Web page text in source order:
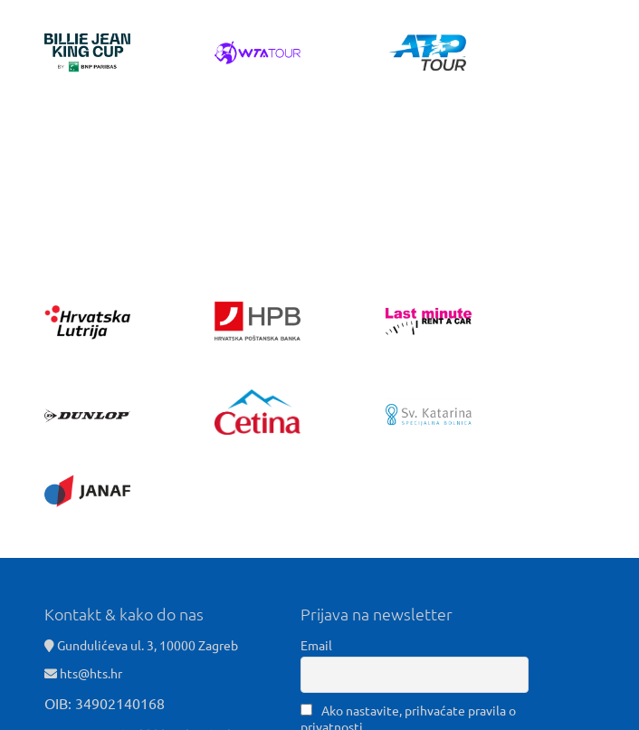
Kontakt & kako do nas
Gundulićeva ul. 3, 10000 Zagreb
hts@hts.hr
OIB: 34902140168
Prijava na newsletter
Email
Ako nastavite, prihvaćate pravila o
privatnosti